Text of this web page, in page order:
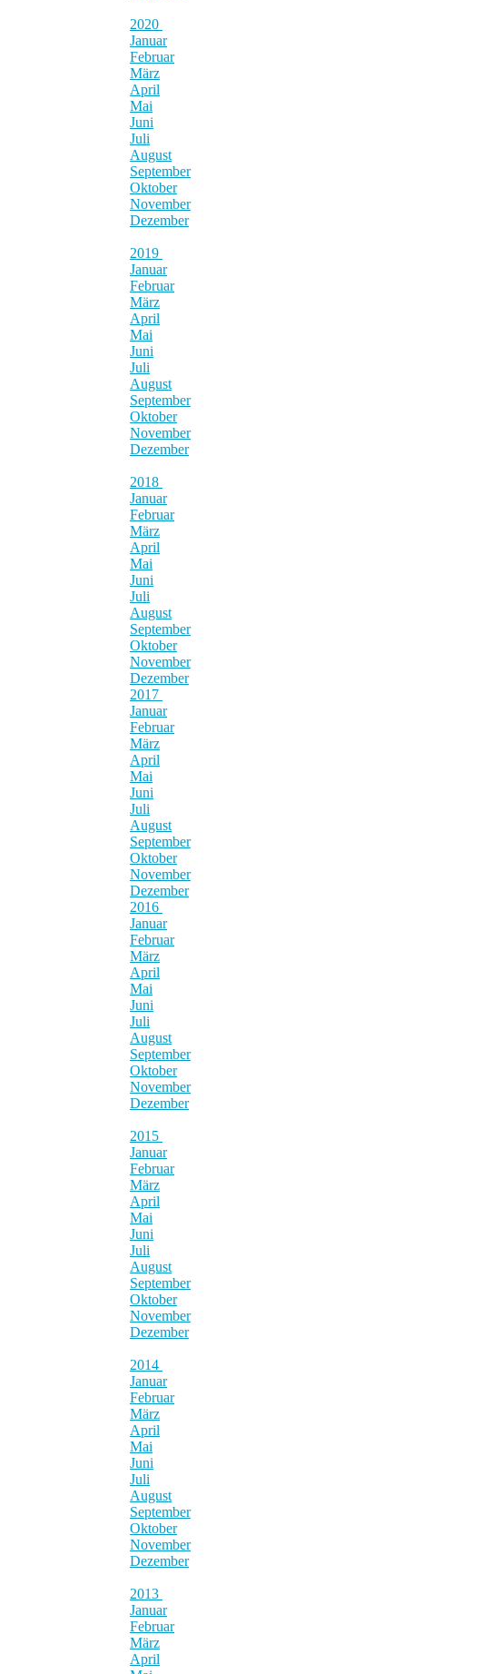
2020
Januar
Februar
März
April
Mai
Juni
Juli
August
September
Oktober
November
Dezember
2019
Januar
Februar
März
April
Mai
Juni
Juli
August
September
Oktober
November
Dezember
2018
Januar
Februar
März
April
Mai
Juni
Juli
August
September
Oktober
November
Dezember
2017
Januar
Februar
März
April
Mai
Juni
Juli
August
September
Oktober
November
Dezember
2016
Januar
Februar
März
April
Mai
Juni
Juli
August
September
Oktober
November
Dezember
2015
Januar
Februar
März
April
Mai
Juni
Juli
August
September
Oktober
November
Dezember
2014
Januar
Februar
März
April
Mai
Juni
Juli
August
September
Oktober
November
Dezember
2013
Januar
Februar
März
April